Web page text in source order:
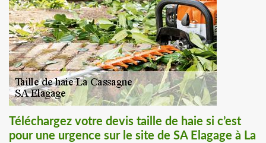
Téléchargez votre devis taille de haie si c’est
pour une urgence sur le site de SA Elagage à La